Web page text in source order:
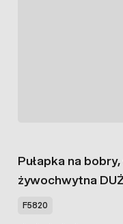
Pułapka na
żywochwytna
F5820